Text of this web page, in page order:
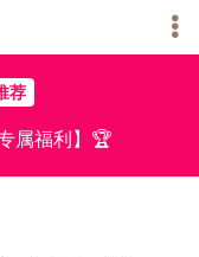
荐
属福利】🏆